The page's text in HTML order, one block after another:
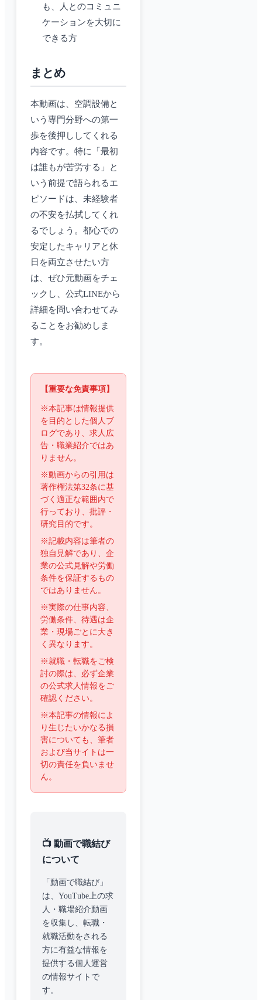
も、人とのコミュニ
ケーションを大切に
できる方
まとめ
本動画は、空調設備と
いう専門分野への第一
歩を後押ししてくれる
内容です。特に「最初
は誰もが苦労する」と
いう前提で語られるエ
ピソードは、未経験者
の不安を払拭してくれ
るでしょう。都心での
安定したキャリアと休
日を両立させたい方
は、ぜひ元動画をチェ
ックし、公式LINEから
詳細を問い合わせてみ
ることをお勧めしま
す。
【重要な免責事項】
※本記事は情報提供
を目的とした個人ブ
ログであり、求人広
告・職業紹介ではあ
りません。
※動画からの引用は
著作権法第32条に基
づく適正な範囲内で
行っており、批評・
研究目的です。
※記載内容は筆者の
独自見解であり、企
業の公式見解や労働
条件を保証するもの
ではありません。
※実際の仕事内容、
労働条件、待遇は企
業・現場ごとに大き
く異なります。
※就職・転職をご検
討の際は、必ず企業
の公式求人情報をご
確認ください。
※本記事の情報によ
り生じたいかなる損
害についても、筆者
および当サイトは一
切の責任を負いませ
ん。
📺 動画で職結び
について
「動画で職結び」
は、YouTube上の求
人・職場紹介動画
を収集し、転職・
就職活動をされる
方に有益な情報を
提供する個人運営
の情報サイトで
す。